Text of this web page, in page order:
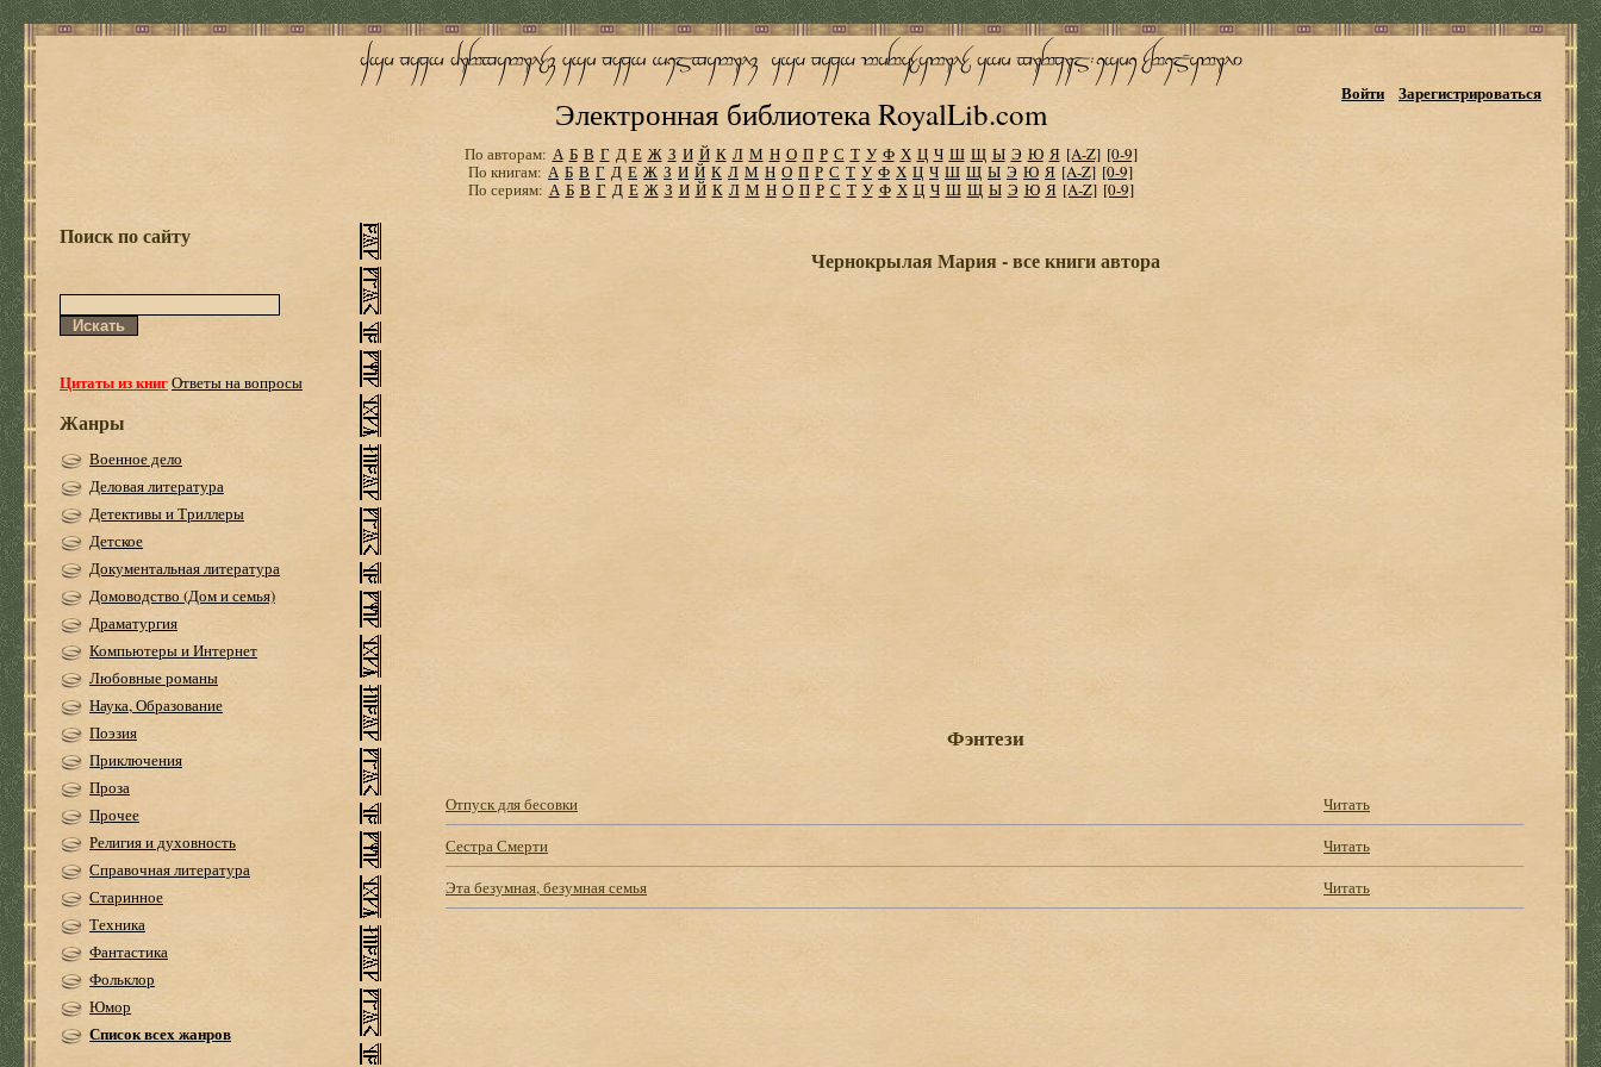
Электронная библиотека RoyalLib.com
Войти Зарегистрироваться
По авторам: А Б В Г Д Е Ж З И Й К Л М Н О П Р С Т У Ф Х Ц Ч Ш Щ Ы Э Ю Я [A-Z] [0-9]
По книгам: А Б В Г Д Е Ж З И Й К Л М Н О П Р С Т У Ф Х Ц Ч Ш Щ Ы Э Ю Я [A-Z] [0-9]
По сериям: А Б В Г Д Е Ж З И Й К Л М Н О П Р С Т У Ф Х Ц Ч Ш Щ Ы Э Ю Я [A-Z] [0-9]
Поиск по сайту
Цитаты из книгОтветы на вопросы
Жанры
Военное дело
Деловая литература
Детективы и Триллеры
Детское
Документальная литература
Домоводство (Дом и семья)
Драматургия
Компьютеры и Интернет
Любовные романы
Наука, Образование
Поэзия
Приключения
Проза
Прочее
Религия и духовность
Справочная литература
Старинное
Техника
Фантастика
Фольклор
Юмор
Список всех жанров
Чернокрылая Мария - все книги автора
Фэнтези
Отпуск для бесовки
Читать
Сестра Смерти
Читать
Эта безумная, безумная семья
Читать